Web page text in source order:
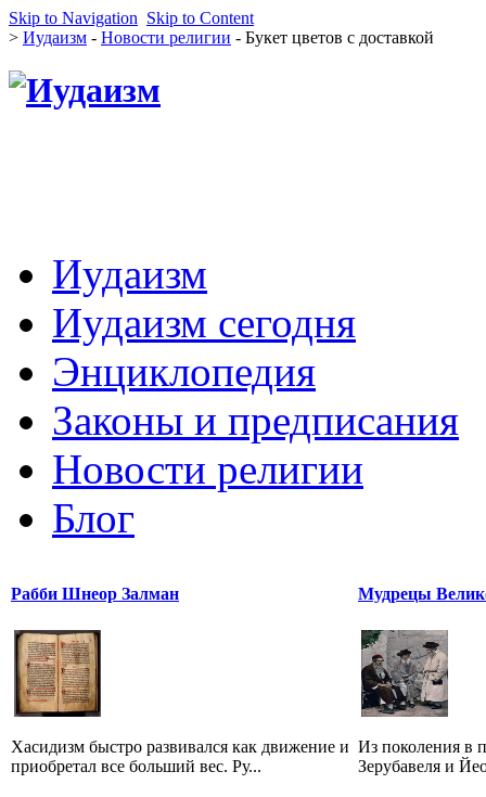
Skip to Navigation Skip to Content
> Иудаизм - Новости религии - Букет цветов с доставкой
Иудаизм
Иудаизм сегодня
Энциклопедия
Законы и предписания
Новости религии
Блог
Рабби Шнеор Залман
Хасидизм быстро развивался как движение и
приобретал все больший вес. Ру...
Мудрецы
Из поколения в
Зерубавеля и